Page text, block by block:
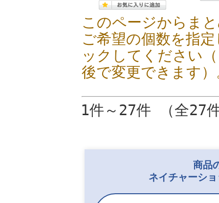
このページからま
ご希望の個数を指
ックしてください
後で変更できます
1件～27件 （全27
商品
ネイチャーシ